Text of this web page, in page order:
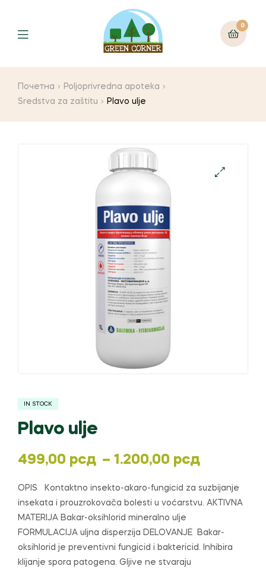
Menu
0
Почетна
Poljoprivredna apoteka
Sredstva za zaštitu
Plavo ulje
IN STOCK
Plavo ulje
499,00 рсд – 1.200,00 рсд
Распон
цена:
од
499,00 рсд
до
OPIS Kontaktno insekto-akaro-fungicid za suzbijanje
insekata i prouzrokovača bolesti u voćarstvu. AKTIVNA
MATERIJA Bakar-oksihlorid mineralno ulje
FORMULACIJA uljna disperzija DELOVANJE Bakar-
oksihlorid je preventivni fungicid i baktericid. Inhibira
klijanje spora patogena. Gljive ne stvaraju